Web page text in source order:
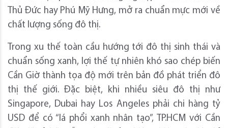
Thủ Đức hay Phú Mỹ Hưng, mở ra chuẩn mực mới về
chất lượng sống đô thị.
Trong xu thế toàn cầu hướng tới đô thị sinh thái và
chuẩn sống xanh, lợi thế tự nhiên khó sao chép biến
Cần Giờ thành tọa độ mới trên bản đồ phát triển đô
thị thế giới. Đặc biệt, khi nhiều siêu đô thị như
Singapore, Dubai hay Los Angeles phải chi hàng tỷ
USD để có “lá phổi xanh nhân tạo”, TP.HCM với Cần